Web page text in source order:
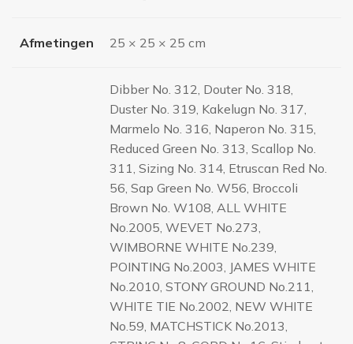
Afmetingen 25 × 25 × 25 cm
Dibber No. 312, Douter No. 318,
Duster No. 319, Kakelugn No. 317,
Marmelo No. 316, Naperon No. 315,
Reduced Green No. 313, Scallop No.
311, Sizing No. 314, Etruscan Red No.
56, Sap Green No. W56, Broccoli
Brown No. W108, ALL WHITE
No.2005, WEVET No.273,
WIMBORNE WHITE No.239,
POINTING No.2003, JAMES WHITE
No.2010, STONY GROUND No.211,
WHITE TIE No.2002, NEW WHITE
No.59, MATCHSTICK No.2013,